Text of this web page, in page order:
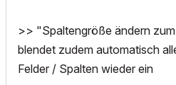
>> "Spaltengröße ändern
blendet zudem automatisch
Felder / Spalten wieder ein